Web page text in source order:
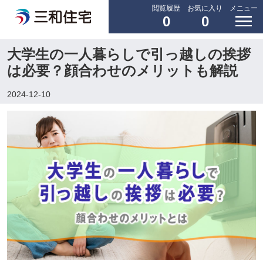
閲覧履歴
0
お気に入り
0
メニュー
大学生の一人暮らしで引っ越しの挨拶
は必要？顔合わせのメリットも解説
2024-12-10